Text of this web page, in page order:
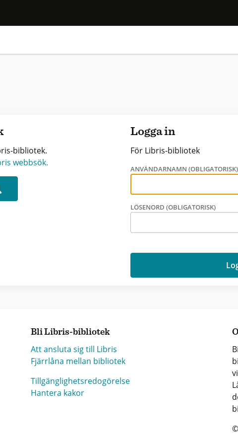
bibliotek.
webbsök.
Logga in
För Libris-bibliotek
ANVÄNDARNAMN (OBLIGATORISK)
LÖSENORD (OBLIGATORISK)
Bli Libris-bibliotek
Att ansluta sig till Libris
Fjärrlåna mellan bibliotek
Tillgänglighetsredogörelse
Hantera kakor